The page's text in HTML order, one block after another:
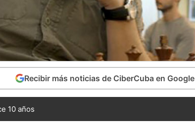
Recibir más noticias de CiberCuba en Google
10 años